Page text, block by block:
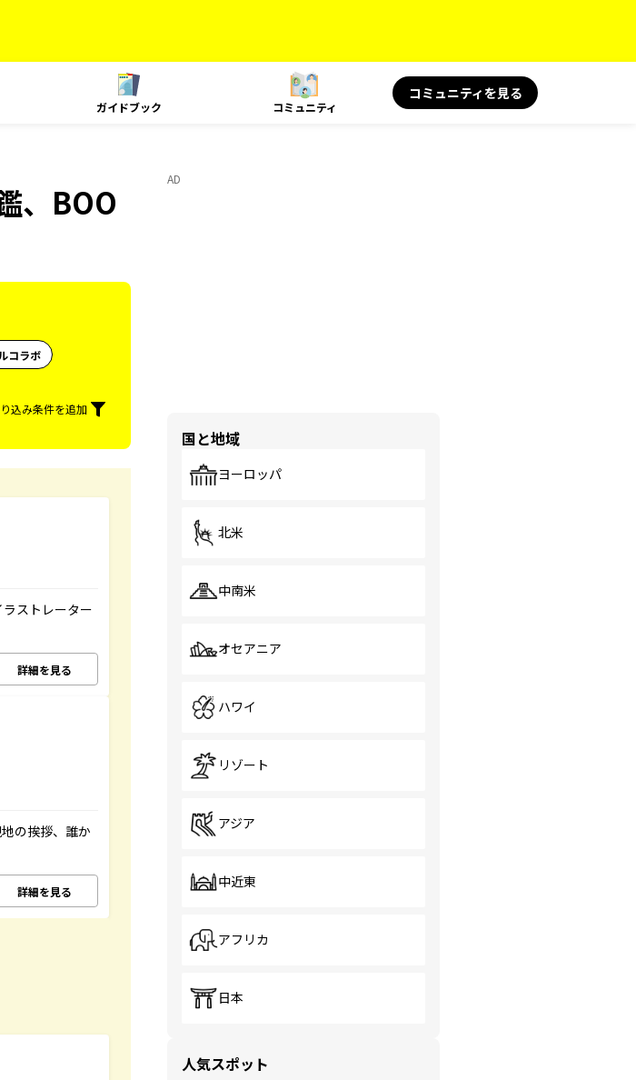
ガイドブック コミュニティ
コミュニティを見る
、BOO
コラボ
込み条件を追加
ストレーター
詳細を見る
の挨拶、誰か
詳細を見る
AD
国と地域
ヨーロッパ
北米
中南米
オセアニア
ハワイ
リゾート
アジア
中近東
アフリカ
日本
人気スポット